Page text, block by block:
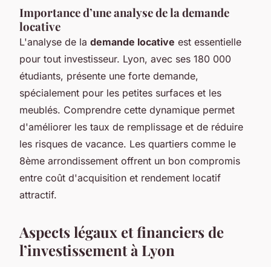
Importance d’une analyse de la demande
locative
L'analyse de la demande locative est essentielle
pour tout investisseur. Lyon, avec ses 180 000
étudiants, présente une forte demande,
spécialement pour les petites surfaces et les
meublés. Comprendre cette dynamique permet
d'améliorer les taux de remplissage et de réduire
les risques de vacance. Les quartiers comme le
8ème arrondissement offrent un bon compromis
entre coût d'acquisition et rendement locatif
attractif.
Aspects légaux et financiers de
l’investissement à Lyon